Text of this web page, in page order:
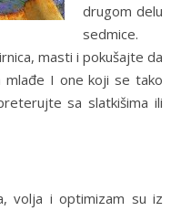
drugom delu
sedmice.
masti i pokušajte da
mlađe I one koji se tako
sa slatkišima ili
volja i optimizam su iz